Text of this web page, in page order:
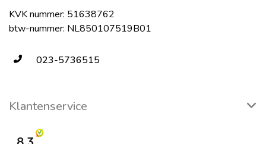
KVK nummer: 51638762
btw-nummer: NL850107519B01
023-5736515
Klantenservice